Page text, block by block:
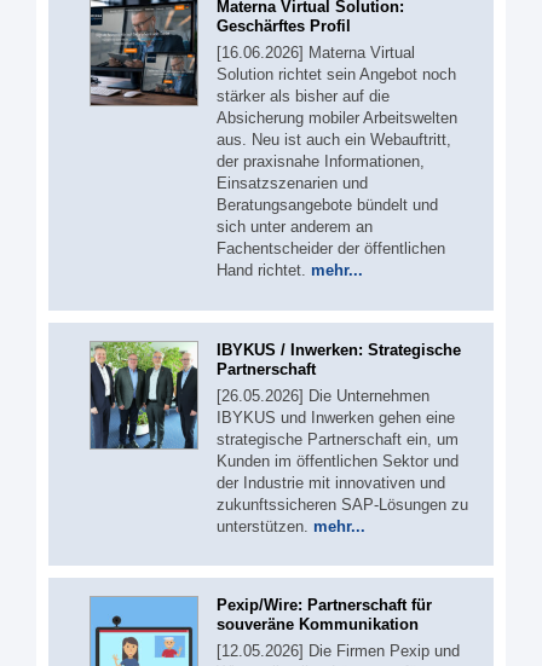
Materna Virtual Solution:
Geschärftes Profil
[16.06.2026] Materna Virtual
Solution richtet sein Angebot noch
stärker als bisher auf die
Absicherung mobiler Arbeitswelten
aus. Neu ist auch ein Webauftritt,
der praxisnahe Informationen,
Einsatzszenarien und
Beratungsangebote bündelt und
sich unter anderem an
Fachentscheider der öffentlichen
Hand richtet. mehr...
IBYKUS / Inwerken: Strategische
Partnerschaft
[26.05.2026] Die Unternehmen
IBYKUS und Inwerken gehen eine
strategische Partnerschaft ein, um
Kunden im öffentlichen Sektor und
der Industrie mit innovativen und
zukunftssicheren SAP-Lösungen zu
unterstützen. mehr...
Pexip/Wire: Partnerschaft für
souveräne Kommunikation
[12.05.2026] Die Firmen Pexip und